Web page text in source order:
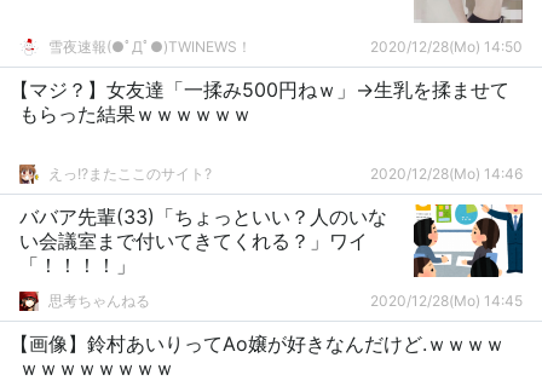
雪夜速報(●ﾟДﾟ●)TWINEWS！ 2020/12/28(Mo) 14:50
【マジ？】女友達「一揉み500円ねｗ」→生乳を揉ませて
もらった結果ｗｗｗｗｗｗ
えっ!?またここのサイト? 2020/12/28(Mo) 14:46
ババア先輩(33)「ちょっといい？人のいな
い会議室まで付いてきてくれる？」ワイ
「！！！！」
思考ちゃんねる 2020/12/28(Mo) 14:45
【画像】鈴村あいりってAo嬢が好きなんだけど.ｗｗｗｗ
ｗｗｗｗｗｗｗｗ